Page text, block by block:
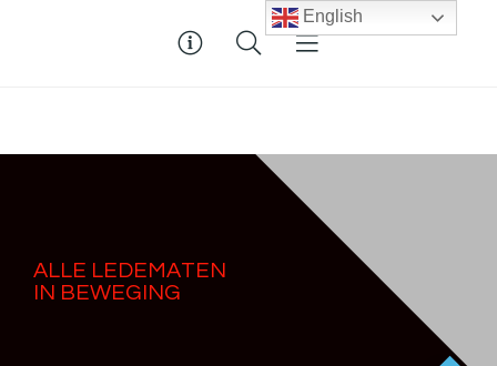
ALLE LEDEMATEN
IN BEWEGING
English